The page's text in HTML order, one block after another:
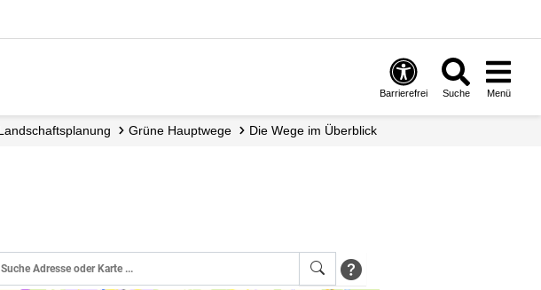
Barrierefrei Suche Menü
Landschafts­planung Grüne Hauptwege Die Wege im Überblick